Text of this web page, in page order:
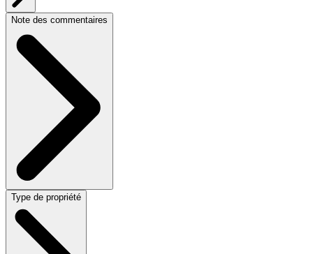
Note des commentaires
Type de propriété